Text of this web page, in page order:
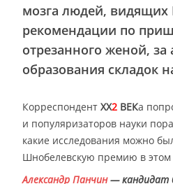
мозга людей, видящих
рекомендации по
отрезанного женой, за
образования складок
Корреспондент XX2 ВЕКа
и популяризаторов науки
какие исследования можно
Шнобелевскую премию в этом
Александр Панчин— кандидат